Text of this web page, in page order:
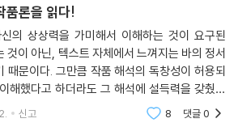
품론을 읽다!
의 상상력을 가미해서 이해하는 것이 요구된
것이 아닌, 텍스트 자체에서 느껴지는 바의 정서
때문이다. 그만큼 작품 해석의 독창성이 허용되
해했다고 하더라도 그 해석에 설득력을 갖췄다
. 하지만 누군가에게 시를 가르친다는 것은 단
신고 8 댓글0